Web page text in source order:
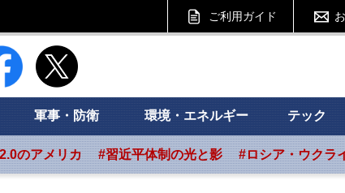
ご利用ガイド
Foresight フォーサイト
軍事・防衛 環境・エネルギー テック
のアメリカ #習近平体制の光と影 #ロシア・ウクラ